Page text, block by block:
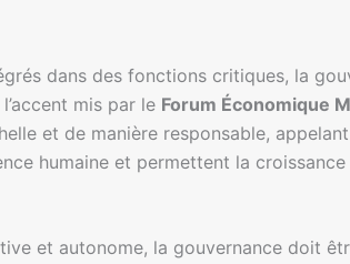
dans des fonctions critiques, la
mis par le Forum Économique
et de manière responsable,
humaine et permettent la croissance
et autonome, la gouvernance doit